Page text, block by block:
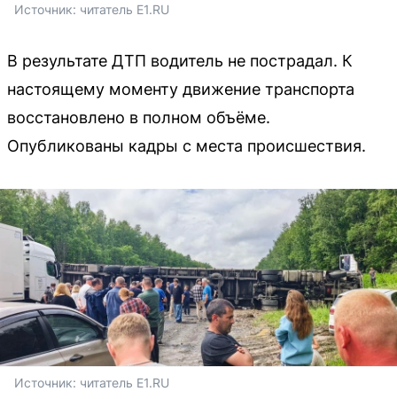
Источник: читатель E1.RU
В результате ДТП водитель не пострадал. К
настоящему моменту движение транспорта
восстановлено в полном объёме.
Опубликованы кадры с места происшествия.
Источник: читатель E1.RU